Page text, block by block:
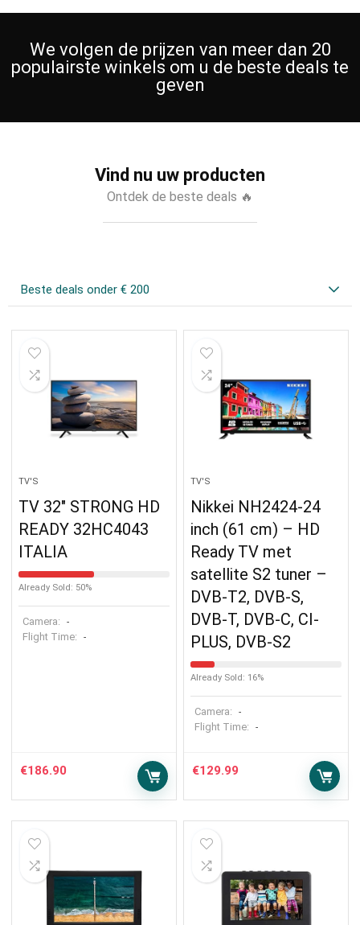
We volgen de prijzen van meer dan 20
populairste winkels om u de beste deals te
geven
Vind nu uw producten
Ontdek de beste deals 🔥
Beste deals onder € 200
TV'S
TV 32″ STRONG HD
READY 32HC4043
ITALIA
Already Sold: 50%
Camera: -
Flight Time: -
€186.90
TV'S
Nikkei NH2424-24
inch (61 cm) – HD
Ready TV met
satellite S2 tuner –
DVB-T2, DVB-S,
DVB-T, DVB-C, CI-
PLUS, DVB-S2
Already Sold: 16%
Camera: -
Flight Time: -
€129.99